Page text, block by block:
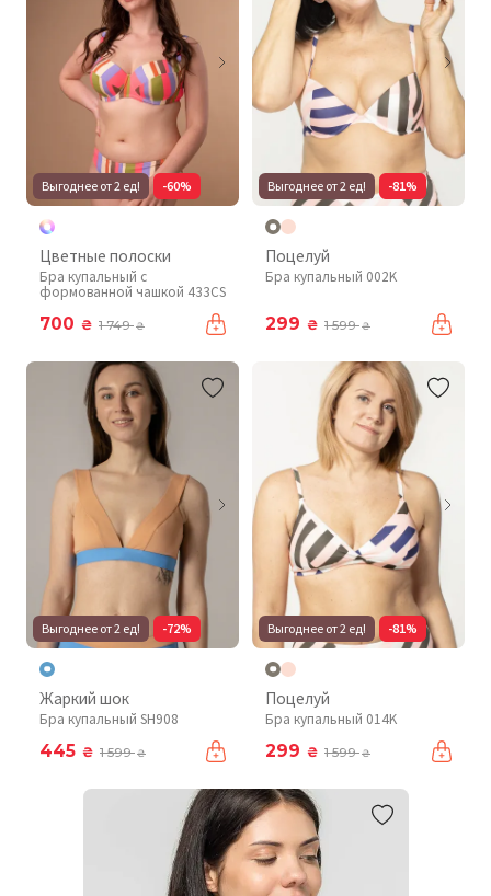
Выгоднее от 2 ед! -60%
Цветные полоски
Бра купальный с
формованной чашкой 433CS
700 ₴ 1 749₴
Выгоднее от 2 ед! -81%
Поцелуй
Бра купальный 002K
299 ₴ 1 599₴
Выгоднее от 2 ед! -72%
Жаркий шок
Бра купальный SH908
445 ₴ 1 599₴
Выгоднее от 2 ед! -81%
Поцелуй
Бра купальный 014K
299 ₴ 1 599₴